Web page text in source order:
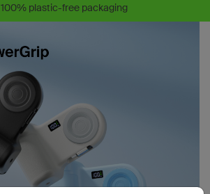
100% plastic-free packaging